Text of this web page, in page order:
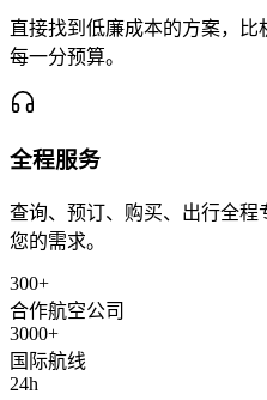
直接找到低廉成本的方案，
每一分预算。
全程服务
查询、预订、购买、出行全程
您的需求。
300+
合作航空公司
3000+
国际航线
24h